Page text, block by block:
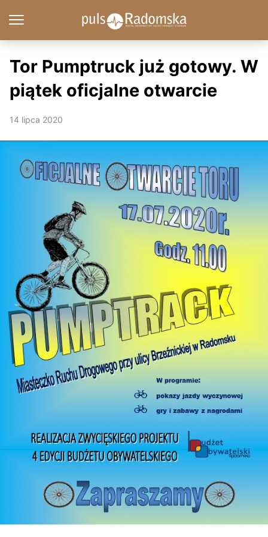
Tor Pumptruck już gotowy. W
piątek oficjalne otwarcie
14 lipca 2020